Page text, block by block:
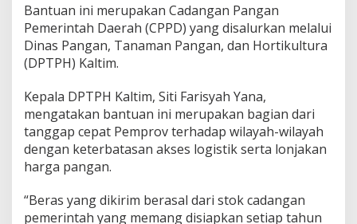
Bantuan ini merupakan Cadangan Pangan
Pemerintah Daerah (CPPD) yang disalurkan melalui
Dinas Pangan, Tanaman Pangan, dan Hortikultura
(DPTPH) Kaltim.
Kepala DPTPH Kaltim, Siti Farisyah Yana,
mengatakan bantuan ini merupakan bagian dari
tanggap cepat Pemprov terhadap wilayah-wilayah
dengan keterbatasan akses logistik serta lonjakan
harga pangan.
“Beras yang dikirim berasal dari stok cadangan
pemerintah yang memang disiapkan setiap tahun